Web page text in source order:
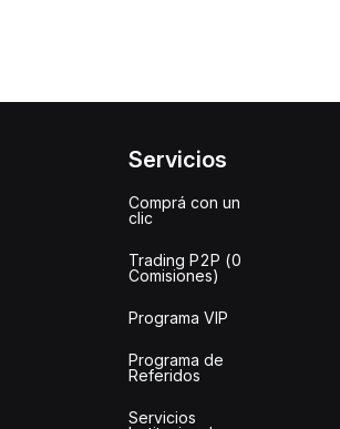
Servicios
Comprá con un
clic
Trading P2P (0
Comisiones)
Programa VIP
Programa de
Referidos
Servicios